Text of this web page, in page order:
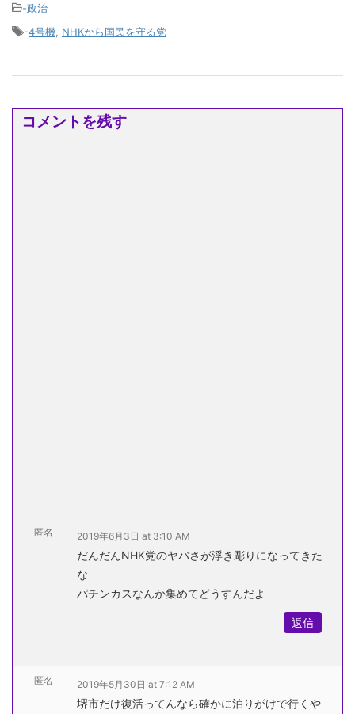
-政治
-4号機 NHKから国民を守る党
コメントを残す
匿名 2019年6月3日 at 3:10 AM
だんだんNHK党のヤバさが浮き彫りになってきた
な
パチンカスなんか集めてどうすんだよ
返信
匿名 2019年5月30日 at 7:12 AM
堺市だけ復活ってんなら確かに泊りがけで行くや